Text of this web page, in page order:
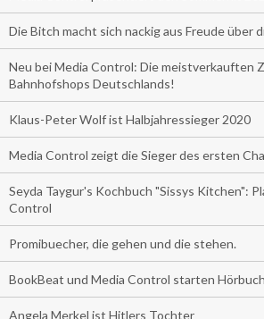
Die Bitch macht sich nackig aus Freude über
Neu bei Media Control: Die meistverkauften
Bahnhofshops Deutschlands!
Klaus-Peter Wolf ist Halbjahressieger 2020
Media Control zeigt die Sieger des ersten
Seyda Taygur's Kochbuch "Sissys Kitchen":
Control
Promibuecher, die gehen und die stehen.
BookBeat und Media Control starten
Angela Merkel ist Hitlers Tochter